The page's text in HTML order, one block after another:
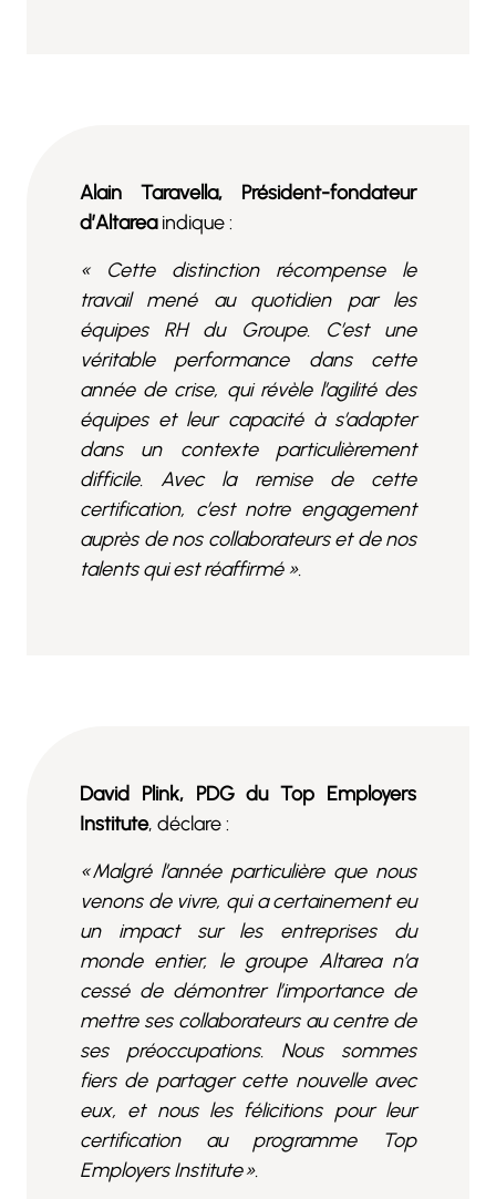
Alain Taravella, Président-fondateur
d’Altareaindique :
« Cette distinction récompense le
travail mené au quotidien par les
équipes RH du Groupe. C’est une
véritable performance dans cette
année de crise, qui révèle l’agilité des
équipes et leur capacité à s’adapter
dans un contexte particulièrement
difficile. Avec la remise de cette
certification, c’est notre engagement
auprès de nos collaborateurs et de nos
talents qui est réaffirmé ».
David Plink, PDG du Top Employers
Institute, déclare :
« Malgré l’année particulière que nous
venons de vivre, qui a certainement eu
un impact sur les entreprises du
monde entier, le groupe Altarea n’a
cessé de démontrer l’importance de
mettre ses collaborateurs au centre de
ses préoccupations. Nous sommes
fiers de partager cette nouvelle avec
eux, et nous les félicitions pour leur
certification au programme Top
Employers Institute ».